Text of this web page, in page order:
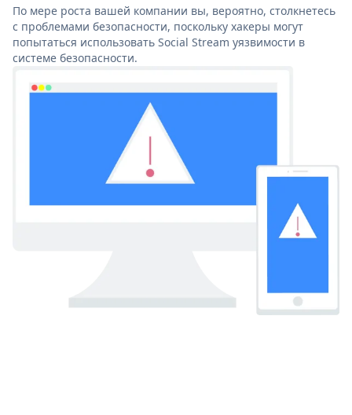
По мере роста вашей компании вы, вероятно, столкнетесь
с проблемами безопасности, поскольку хакеры могут
попытаться использовать Social Stream уязвимости в
системе безопасности.